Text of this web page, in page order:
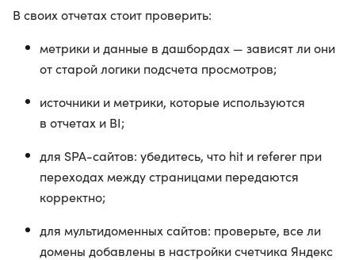
В своих отчетах стоит проверить:
метрики и данные в дашбордах — зависят ли они
от старой логики подсчета просмотров;
источники и метрики, которые используются
в отчетах и BI;
для SPA-сайтов: убедитесь, что hit и referer при
переходах между страницами передаются
корректно;
для мультидоменных сайтов: проверьте, все ли
домены добавлены в настройки счетчика Яндекс